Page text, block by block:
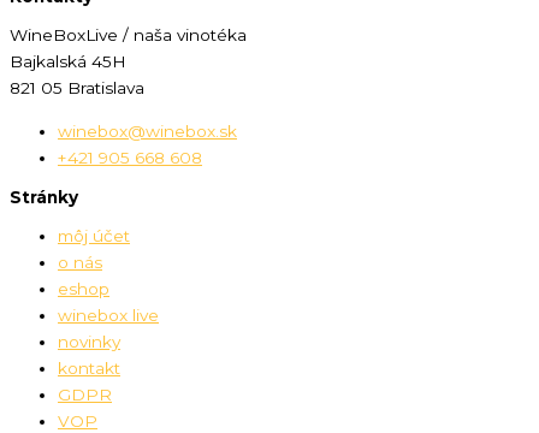
WineBoxLive / naša vinotéka
Bajkalská 45H
821 05 Bratislava
winebox@winebox.sk
+421 905 668 608
Stránky
môj účet
o nás
eshop
winebox live
novinky
kontakt
GDPR
VOP